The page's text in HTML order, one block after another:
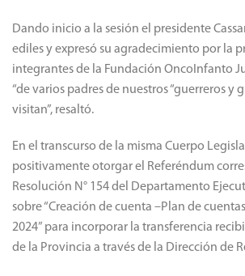
Dando inicio a la sesión el presidente
ediles y expresó su agradecimiento por la
integrantes de la Fundación OncoInfanto
“de varios padres de nuestros “guerreros y
visitan”, resaltó.
En el transcurso de la misma Cuerpo
positivamente otorgar el Referéndum
Resolución N° 154 del Departamento
sobre “Creación de cuenta –Plan de
2024” para incorporar la transferencia
de la Provincia a través de la Dirección de